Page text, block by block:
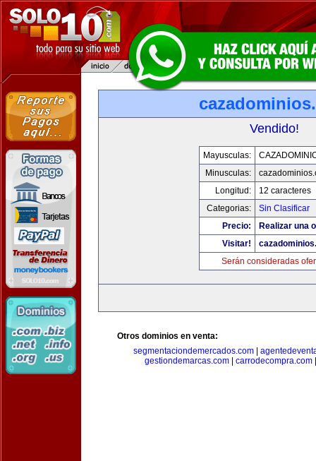
Vendido!
Mayusculas:
Minusculas:
Longitud:
12 caracteres
Categorias:
Sin Clasificar
Precio:
Realizar una
Visitar!
Serán consideradas
Otros dominios en venta:
segmentaciondemercados.com
gestiondemarcas.com
carrodecompra.com